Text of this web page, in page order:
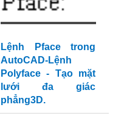
Lệnh Pface trong
AutoCAD-Lệnh
Polyface - Tạo mặt
lưới đa giác
phẳng3D.